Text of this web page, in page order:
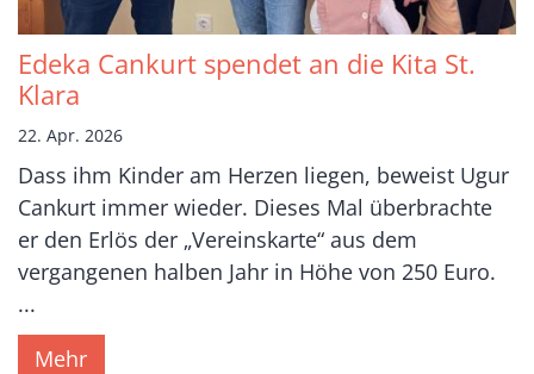
Edeka Cankurt spendet an die Kita St.
Klara
22. Apr. 2026
Dass ihm Kinder am Herzen liegen, beweist Ugur
Cankurt immer wieder. Dieses Mal überbrachte
er den Erlös der „Vereinskarte“ aus dem
vergangenen halben Jahr in Höhe von 250 Euro.
...
Mehr